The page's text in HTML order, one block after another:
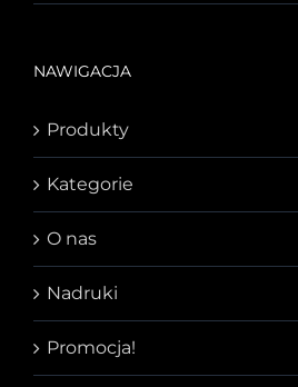
NAWIGACJA
Produkty
Kategorie
O nas
Nadruki
Promocja!